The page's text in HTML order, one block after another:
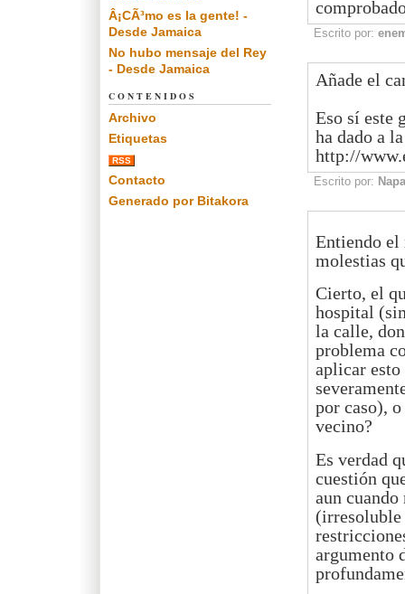
Escrito por:
Añade el
Eso sí este
ha dado a
http://
Escrito por:
Entiendo el
molestias
Cierto, el
hospital
la calle,
problema
aplicar
por caso),
vecino?
Es verdad
cuestión
aun
(irresoluble
argumento
Â¡CÃ³mo es la gente! -
Desde Jamaica
No hubo mensaje del Rey
- Desde Jamaica
CONTENIDOS
Archivo
Etiquetas
RSS
Contacto
Generado por Bitakora